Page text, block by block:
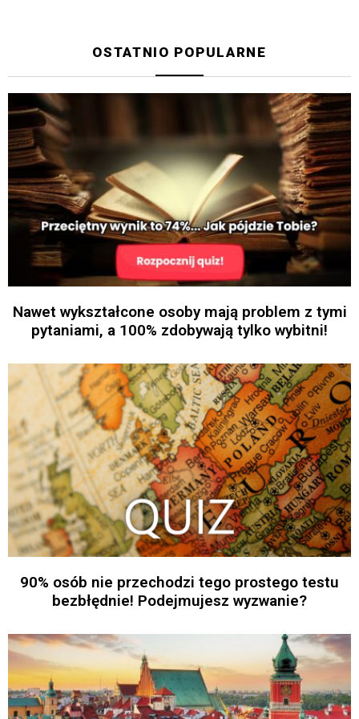
OSTATNIO POPULARNE
Nawet wykształcone osoby mają problem z tymi
pytaniami, a 100% zdobywają tylko wybitni!
90% osób nie przechodzi tego prostego testu
bezbłędnie! Podejmujesz wyzwanie?